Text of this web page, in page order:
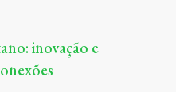
inovação e